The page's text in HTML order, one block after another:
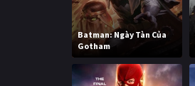
Batman: Ngày Tàn Của
Gotham